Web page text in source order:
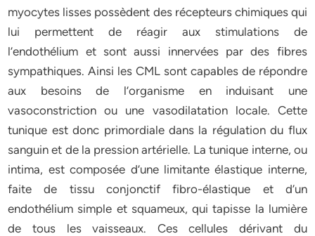
myocytes lisses possèdent des récepteurs chimiques qui
lui permettent de réagir aux stimulations de
l’endothélium et sont aussi innervées par des fibres
sympathiques. Ainsi les CML sont capables de répondre
aux besoins de l’organisme en induisant une
vasoconstriction ou une vasodilatation locale. Cette
tunique est donc primordiale dans la régulation du flux
sanguin et de la pression artérielle. La tunique interne, ou
intima, est composée d’une limitante élastique interne,
faite de tissu conjonctif fibro-élastique et d’un
endothélium simple et squameux, qui tapisse la lumière
de tous les vaisseaux. Ces cellules dérivant du